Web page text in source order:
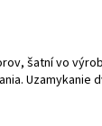
šatní vo
Uzamykanie